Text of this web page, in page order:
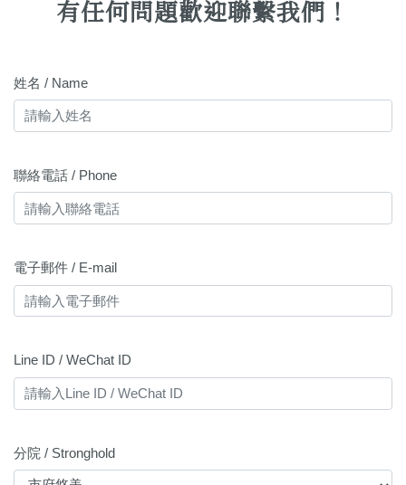
有任何問題歡迎聯繫我們！
姓名 / Name
聯絡電話 / Phone
電子郵件 / E-mail
Line ID / WeChat ID
分院 / Stronghold